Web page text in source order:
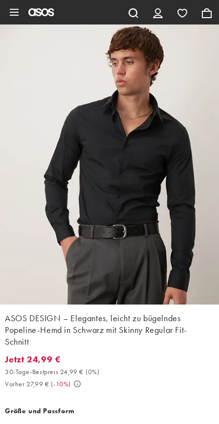
ASOS DESIGN – Elegantes, leicht zu bügelndes
Popeline-Hemd in Schwarz mit Skinny Regular Fit-
Schnitt
Jetzt 24,99 €. 30-Tage-Bestpreis 24,99 € (0%). Vorher 27,99 €.
Jetzt 24,99 €
30-Tage-Bestpreis 24,99 € (0%)
Vorher 27,99 € (-10%)
Größe und Passform